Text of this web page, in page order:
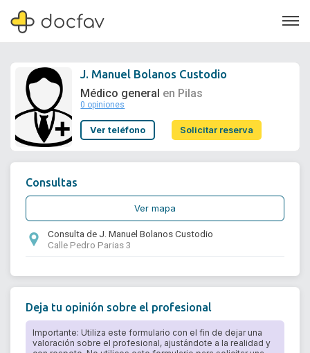
Soporte
J. Manuel Bolanos Custodio
Médico general en Pilas
0 opiniones
Ver teléfono Solicitar reserva
Consultas
Ver mapa
Consulta de J. Manuel Bolanos Custodio
Calle Pedro Parias 3
Deja tu opinión sobre el profesional
Importante: Utiliza este formulario con el fin de dejar una
valoración sobre el profesional, ajustándote a la realidad y